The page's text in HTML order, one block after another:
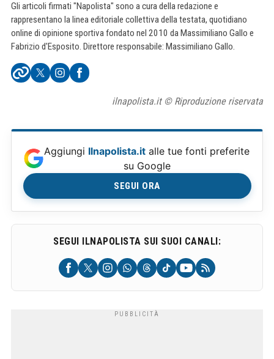
Gli articoli firmati "Napolista" sono a cura della redazione e
rappresentano la linea editoriale collettiva della testata, quotidiano
online di opinione sportiva fondato nel 2010 da Massimiliano Gallo e
Fabrizio d'Esposito. Direttore responsabile: Massimiliano Gallo.
ilnapolista.it © Riproduzione riservata
Aggiungi Ilnapolista.it alle tue fonti preferite
su Google
SEGUI ORA
SEGUI ILNAPOLISTA SUI SUOI CANALI: